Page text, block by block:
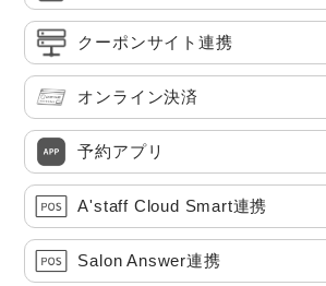
クーポンサイト連携
オンライン決済
予約アプリ
A'staff Cloud Smart連携
Salon Answer連携